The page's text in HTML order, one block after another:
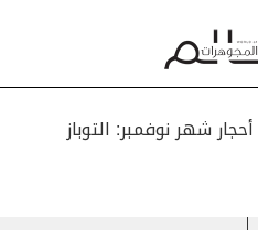
شهر نوفمبر: التوباز